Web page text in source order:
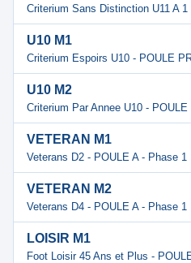
Criterium Sans Distinction U11 A
U10 M1
Criterium Espoirs U10 - POULE
U10 M2
Criterium Par Annee U10 -
VETERAN M1
Veterans D2 - POULE A - Phase 1
VETERAN M2
Veterans D4 - POULE A - Phase 1
LOISIR M1
Foot Loisir 45 Ans et Plus -